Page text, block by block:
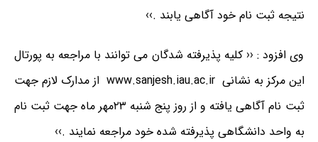
نتیجه ثبت نام خود آگاهی یابند .››
وی افزود : ‹‹ کلیه پذیرفته شدگان می توانند با مراجعه به پورتال
این مرکز به نشانی www.sanjesh.iau.ac.ir از مدارک لازم جهت
ثبت نام آگاهی یافته و از روز پنج شنبه ۲۳مهر ماه جهت ثبت نام
به واحد دانشگاهی پذیرفته شده خود مراجعه نمایند .››